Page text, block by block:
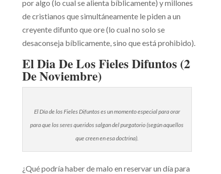
por algo (lo cual se alienta bíblicamente) y millones
de cristianos que simultáneamente le piden a un
creyente difunto que ore (lo cual no solo se
desaconseja bíblicamente, sino que está prohibido).
El Dia De Los Fieles Difuntos (2
De Noviembre)
El Día de los Fieles Difuntos es un momento especial para orar
para que los seres queridos salgan del purgatorio (según aquellos
que creen en esa doctrina).
¿Qué podría haber de malo en reservar un día para